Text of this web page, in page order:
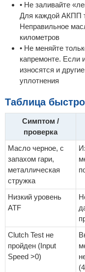
• Не заливайте
Для каждой АКПП
Неправильное
километров
• Не меняйте
капремонте. Если
износятся и
уплотнения
Таблица
Симптом /
проверка
Масло черное, с
запахом гари,
металлическая
стружка
Низкий уровень
ATF
Clutch Test не
пройден (Input
Speed >0)